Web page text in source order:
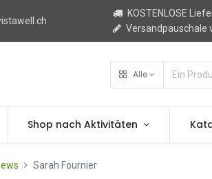
KOSTENLOSE
Versandpauschale
Alle
Shop nach Aktivitäten
Sarah Fournier